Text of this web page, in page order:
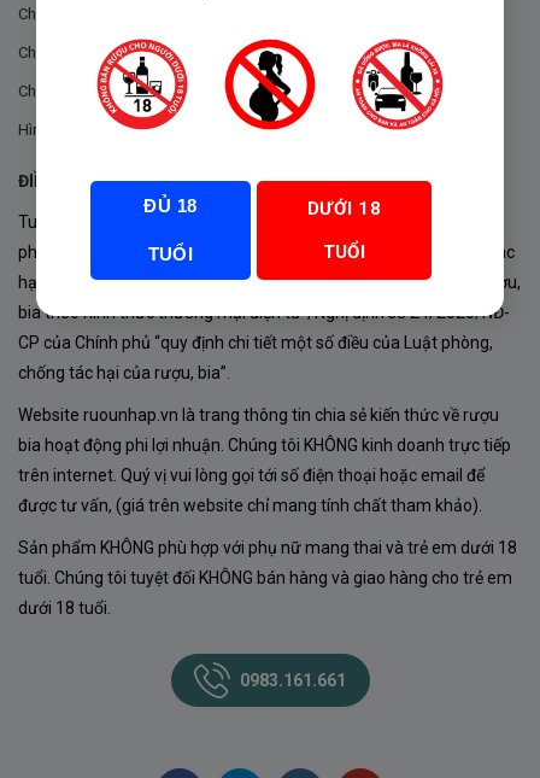
Chính sách chung
Chính sách đổi trả
Chính sách mua hàng
Hình thức thanh toán
ĐIỀU KHOẢN VÀ CHÍNH SÁCH
Tuân thủ Nghị định 105/2017/NĐ-CP ngày 14/9/2017 của Chính
phủ về sản xuất, kinh doanh rượu. Tuân thủ Luật “phòng chống tác
hại của rượu, bia” số 44/2019/QH14-Điều 16 về “điều kiện bán rượu,
bia theo hình thức thương mại điện tử”; Nghị định số 24/2020/NĐ-
CP của Chính phủ “quy định chi tiết một số điều của Luật phòng,
chống tác hại của rượu, bia”.
Website ruounhap.vn là trang thông tin chia sẻ kiến thức về rượu
bia hoạt động phi lợi nhuận. Chúng tôi KHÔNG kinh doanh trực tiếp
trên internet. Quý vị vui lòng gọi tới số điện thoại hoặc email để
được tư vấn, (giá trên website chỉ mang tính chất tham khảo).
Sản phẩm KHÔNG phù hợp với phụ nữ mang thai và trẻ em dưới 18
tuổi. Chúng tôi tuyệt đối KHÔNG bán hàng và giao hàng cho trẻ em
dưới 18 tuổi.
0983.161.661
ĐỦ 18
TUỔI
DƯỚI 18
TUỔI